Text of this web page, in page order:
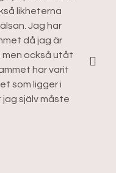
likheterna
Jag har
då jag är
men också utåt
har varit
som ligger i
själv måste